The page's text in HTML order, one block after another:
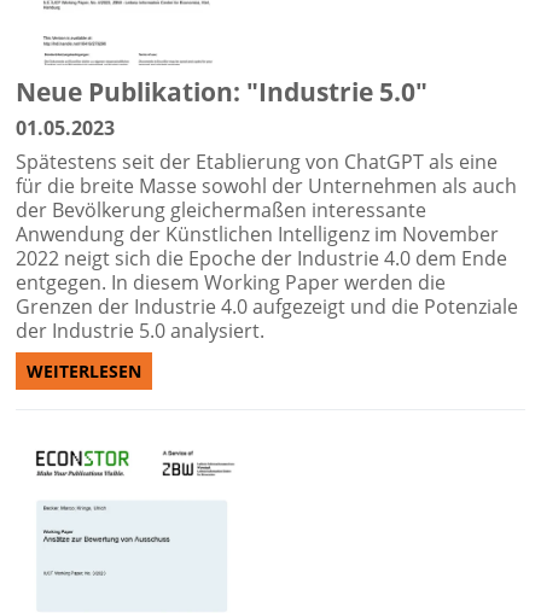
Neue Publikation: "Industrie 5.0"
01.05.2023
Spätestens seit der Etablierung von ChatGPT als eine
für die breite Masse sowohl der Unternehmen als auch
der Bevölkerung gleichermaßen interessante
Anwendung der Künstlichen Intelligenz im November
2022 neigt sich die Epoche der Industrie 4.0 dem Ende
entgegen. In diesem Working Paper werden die
Grenzen der Industrie 4.0 aufgezeigt und die Potenziale
der Industrie 5.0 analysiert.
WEITERLESEN